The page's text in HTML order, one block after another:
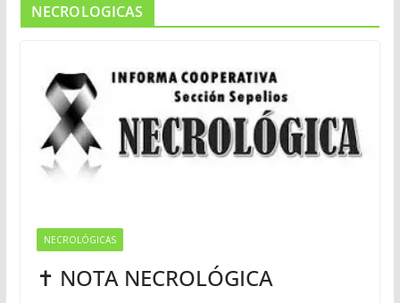
NECROLOGICAS
NECROLÓGICAS
✝ NOTA NECROLÓGICA